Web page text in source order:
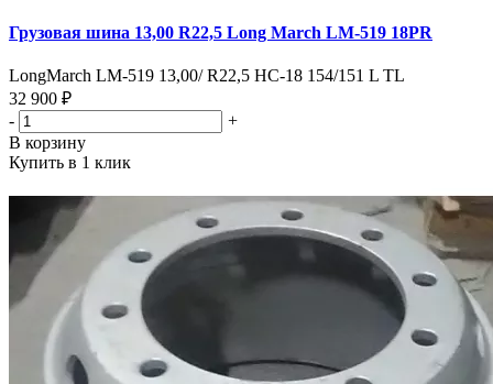
Грузовая шина 13,00 R22,5 Long March LM-519 18PR
LongMarch LM-519 13,00/ R22,5 HC-18 154/151 L TL
32 900 ₽
-
+
В корзину
Купить в 1 клик